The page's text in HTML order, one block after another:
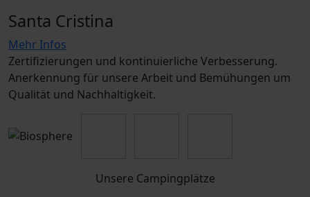
Santa Cristina
Mehr Infos
Zertifizierungen und kontinuierliche Verbesserung.
Anerkennung für unsere Arbeit und Bemühungen um
Qualität und Nachhaltigkeit.
Unsere Campingplätze